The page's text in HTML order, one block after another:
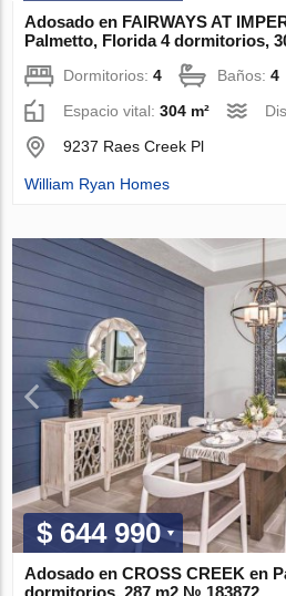
Adosado en FAIRWAYS AT
Palmetto, Florida 4 dormitorios,
Dormitorios:4 Baños:4
Espacio vital:304 m²
9237 Raes Creek Pl
William Ryan Homes
$ 644 990
Adosado en CROSS CREEK en
dormitorios, 287 m2 № 183872